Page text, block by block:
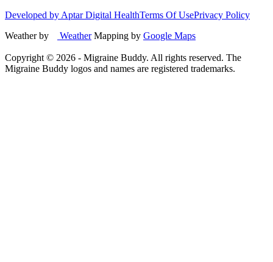
Developed by Aptar Digital HealthTerms Of UsePrivacy Policy
Weather by
WeatherMapping by Google Maps
Copyright © 2026 - Migraine Buddy. All rights reserved. The
Migraine Buddy logos and names are registered trademarks.